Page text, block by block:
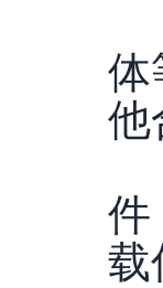
体
他
件
载